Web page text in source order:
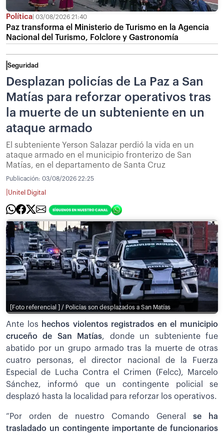
Política 03/08/2026 21:40
Paz transforma el Ministerio de Turismo en la Agencia
Nacional del Turismo, Folclore y Gastronomía
Seguridad
Desplazan policías de La Paz a San
Matías para reforzar operativos tras
la muerte de un subteniente en un
ataque armado
El subteniente Yerson Salazar perdió la vida en un
ataque armado en el municipio fronterizo de San
Matías, en el departamento de Santa Cruz
Publicación: 03/08/2026 22:25
Unitel Digital
[Foto referencial ] / Policías son desplazados a San Matías
Ante los
hechos violentos registrados en el municipio
cruceño de San Matías, donde un subteniente fue
abatido por un grupo armado tras la muerte de otras
cuatro personas, el director nacional de la Fuerza
Especial de Lucha Contra el Crimen (Felcc), Marcelo
Sánchez, informó que un contingente policial se
desplazó hasta la localidad para reforzar los operativos.
“Por orden de nuestro Comando General
se ha
trasladado un contingente importante de funcionarios